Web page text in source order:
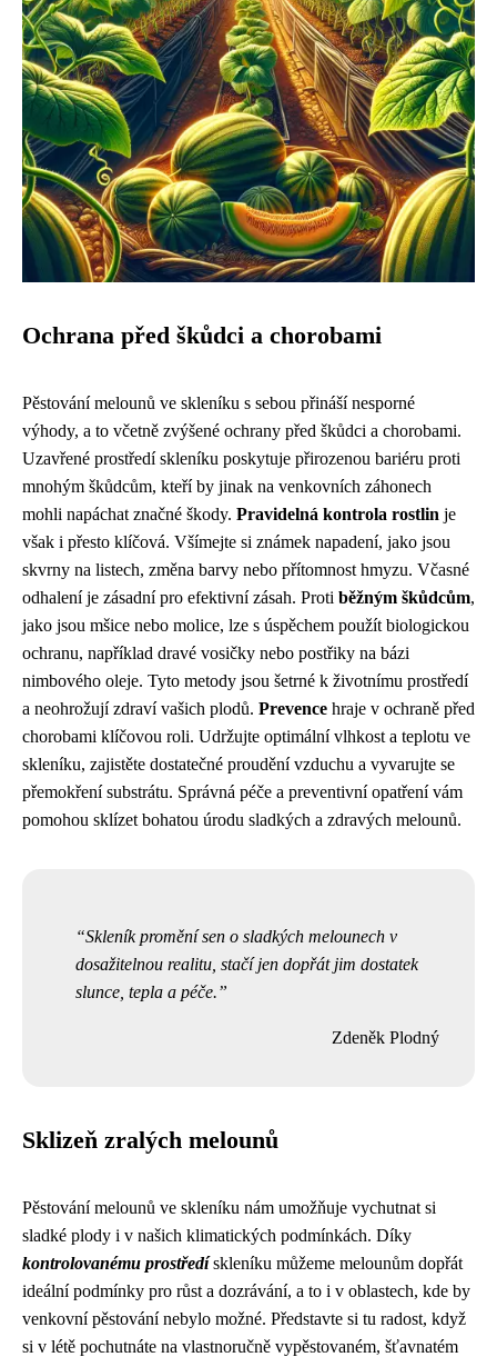
Ochrana před škůdci a chorobami
Pěstování melounů ve skleníku s sebou přináší nesporné
výhody, a to včetně zvýšené ochrany před škůdci a chorobami.
Uzavřené prostředí skleníku poskytuje přirozenou bariéru proti
mnohým škůdcům, kteří by jinak na venkovních záhonech
mohli napáchat značné škody. Pravidelná kontrola rostlin je
však i přesto klíčová. Všímejte si známek napadení, jako jsou
skvrny na listech, změna barvy nebo přítomnost hmyzu. Včasné
odhalení je zásadní pro efektivní zásah. Proti běžným škůdcům,
jako jsou mšice nebo molice, lze s úspěchem použít biologickou
ochranu, například dravé vosičky nebo postřiky na bázi
nimbového oleje. Tyto metody jsou šetrné k životnímu prostředí
a neohrožují zdraví vašich plodů. Prevence hraje v ochraně před
chorobami klíčovou roli. Udržujte optimální vlhkost a teplotu ve
skleníku, zajistěte dostatečné proudění vzduchu a vyvarujte se
přemokření substrátu. Správná péče a preventivní opatření vám
pomohou sklízet bohatou úrodu sladkých a zdravých melounů.
Skleník promění sen o sladkých melounech v
dosažitelnou realitu, stačí jen dopřát jim dostatek
slunce, tepla a péče.
Zdeněk Plodný
Sklizeň zralých melounů
Pěstování melounů ve skleníku nám umožňuje vychutnat si
sladké plody i v našich klimatických podmínkách. Díky
kontrolovanému prostředískleníku můžeme melounům dopřát
ideální podmínky pro růst a dozrávání, a to i v oblastech, kde by
venkovní pěstování nebylo možné. Představte si tu radost, když
si v létě pochutnáte na vlastnoručně vypěstovaném, šťavnatém